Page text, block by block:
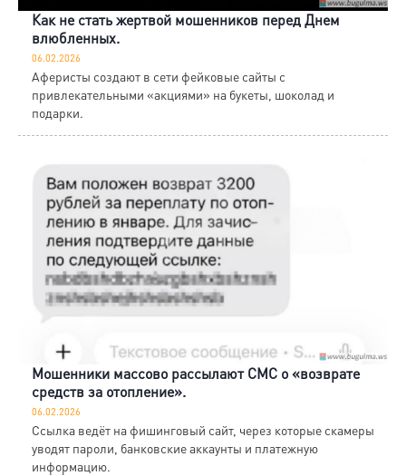
Как не стать жертвой мошенников перед Днем
влюбленных.
06.02.2026
Аферисты создают в сети фейковые сайты с
привлекательными «акциями» на букеты, шоколад и
подарки.
Мошенники массово рассылают СМС о «возврате
средств за отопление».
06.02.2026
Ссылка ведёт на фишинговый сайт, через которые скамеры
уводят пароли, банковские аккаунты и платежную
информацию.